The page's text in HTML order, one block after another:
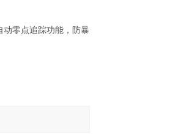
零点追踪功能，防暴